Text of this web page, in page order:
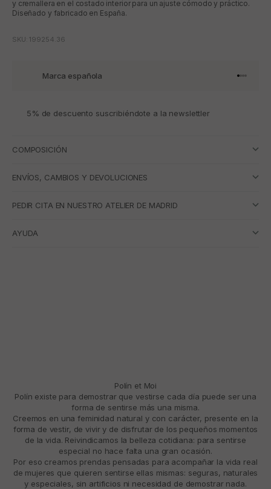
y cremallera en el costado interior para un ajuste cómodo y práctico.
Diseñado y fabricado en España.
SKU: 199254.36
Marca española Ir al
Ir al
Ir al
Ir al
5% de descuento suscribiéndote a la newslettler
COMPOSICIÓN
ENVÍOS, CAMBIOS Y DEVOLUCIONES
PEDIR CITA EN NUESTRO ATELIER DE MADRID
AYUDA
Polín et Moi
Polín existe para demostrar que vestirse cada día puede ser una
forma de sentirse más una misma.
Creemos en una feminidad natural y con carácter, presente en la
forma de vestir, de vivir y de disfrutar de los pequeños momentos
de la vida. Reivindicamos la belleza cotidiana: para sentirse
especial no hace falta una gran ocasión.
Por eso creamos prendas pensadas para acompañar la vida real
de mujeres que quieren sentirse ellas mismas: seguras, naturales
y especiales, sin artificios ni necesidad de demostrar nada.